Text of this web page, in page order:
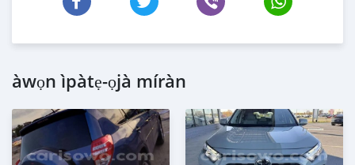
àwọn ìpàtẹ-ọjà míràn